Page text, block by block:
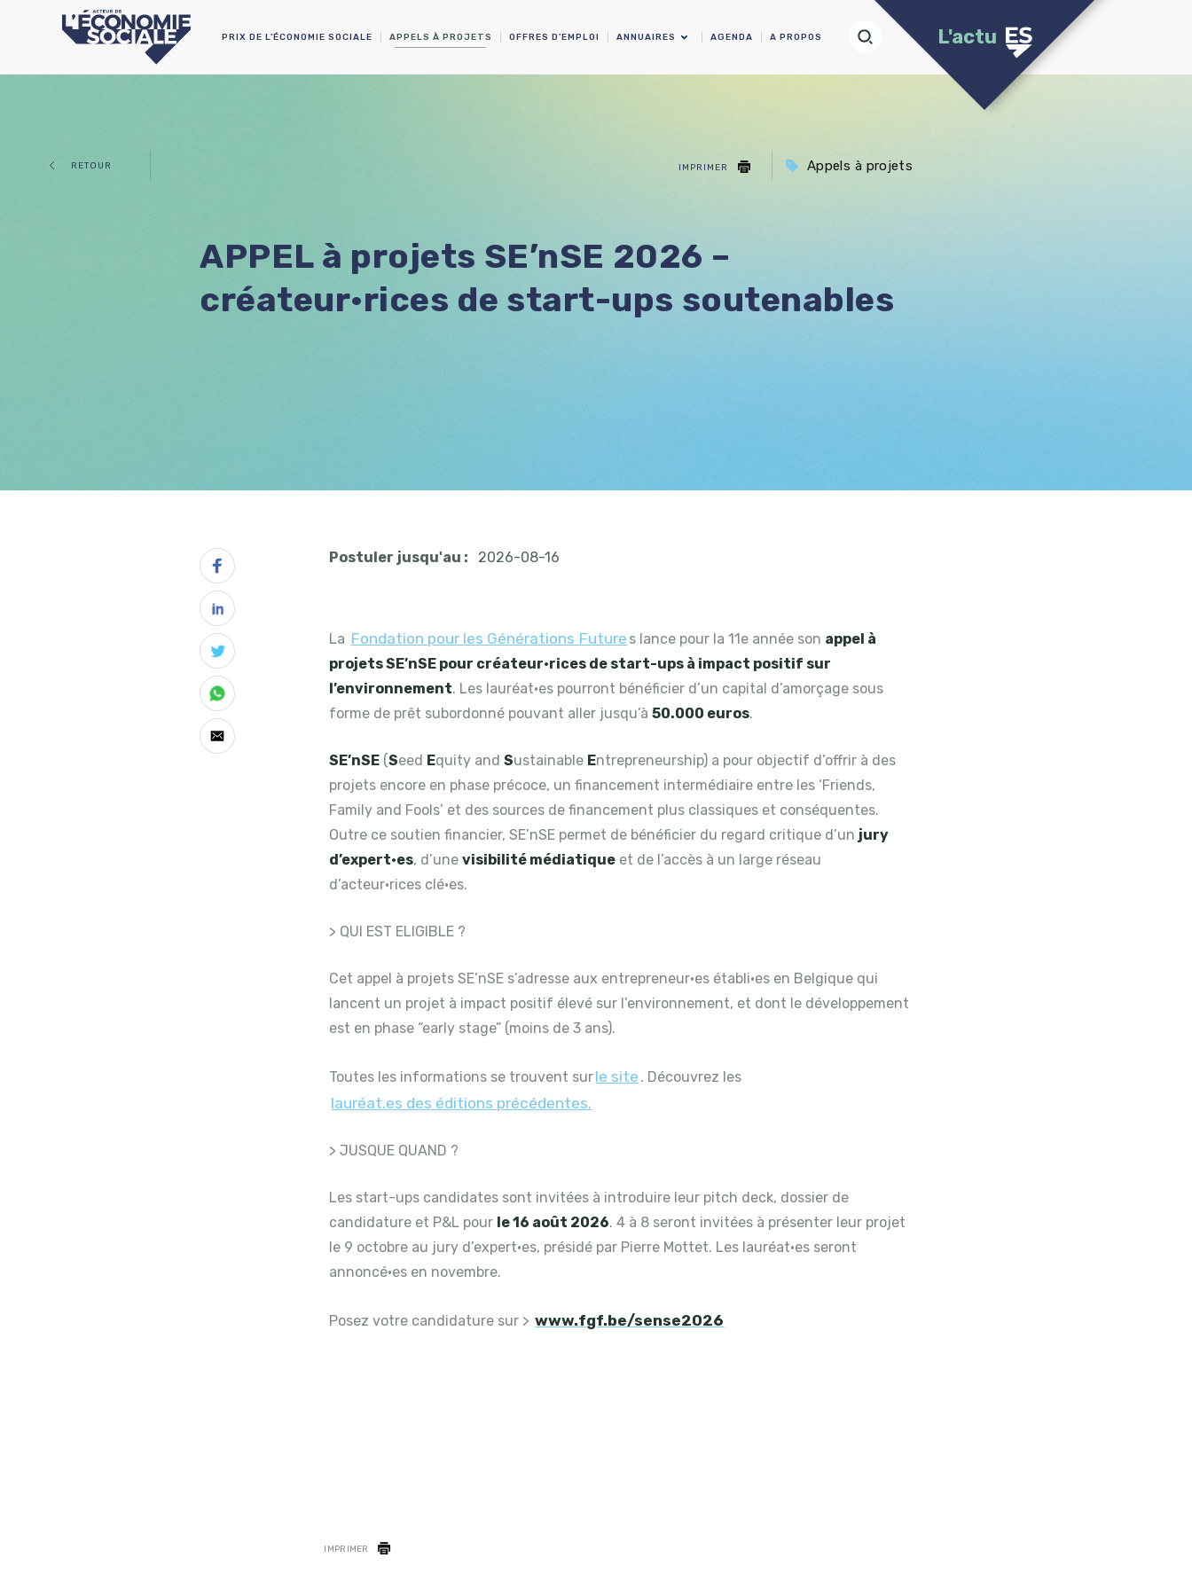
PRIX DE L’ÉCONOMIE SOCIALE APPELS À PROJETS OFFRES D’EMPLOI ANNUAIRES AGENDA A PROPOS L'actu
RETOUR IMPRIMER Appels à projets
APPEL à projets SE’nSE 2026 –
créateur·rices de start-ups soutenables
Postuler jusqu'au : 2026-08-16
La Fondation pour les Générations Future s lance pour la 11e année son appel à
projets SE’nSE pour créateur·rices de start-ups à impact positif sur
l’environnement. Les lauréat·es pourront bénéficier d’un capital d’amorçage sous
forme de prêt subordonné pouvant aller jusqu’à50.000 euros.
SE’nSE (Seed Equity andSustainable Entrepreneurship) a pour objectif d’offrir à des
projets encore en phase précoce, un financement intermédiaire entre les ‘Friends,
Family and Fools’ et des sources de financement plus classiques et conséquentes.
Outre ce soutien financier, SE’nSE permet de bénéficier du regard critique d’un jury
d’expert·es, d’unevisibilité médiatique et de l’accès à un large réseau
d’acteur·rices clé·es.
> QUI EST ELIGIBLE ?
Cet appel à projets SE’nSE s’adresse aux entrepreneur·es établi·es en Belgique qui
lancent un projet à impact positif élevé sur l’environnement, et dont le développement
est en phase “early stage” (moins de 3 ans).
Toutes les informations se trouvent surle site . Découvrez les
lauréat.es des éditions précédentes.
> JUSQUE QUAND ?
Les start-ups candidates sont invitées à introduire leur pitch deck, dossier de
candidature et P&L pour le 16 août 2026. 4 à 8 seront invitées à présenter leur projet
le 9 octobre au jury d’expert·es, présidé par Pierre Mottet. Les lauréat·es seront
annoncé·es en novembre.
Posez votre candidature sur > www.fgf.be/sense2026
IMPRIMER